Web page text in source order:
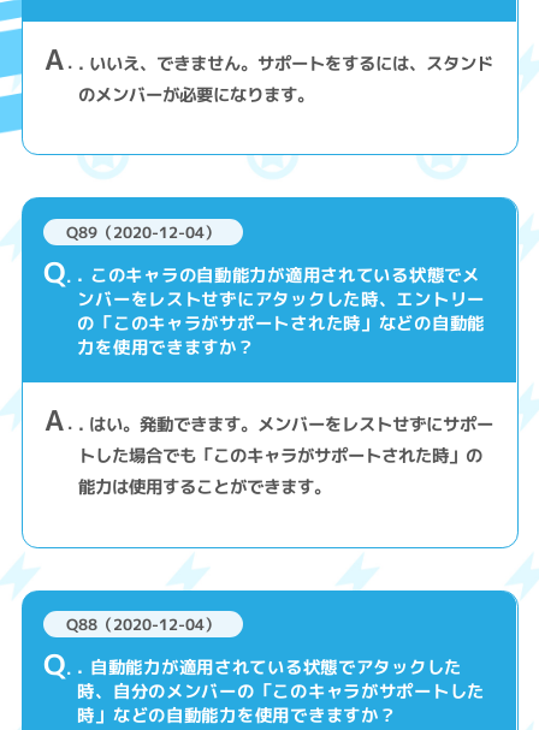
A . いいえ、できません。サポートをするには、スタンド
のメンバーが必要になります。
Q89（2020-12-04）
Q . このキャラの自動能力が適用されている状態でメ
ンバーをレストせずにアタックした時、エントリー
の「このキャラがサポートされた時」などの自動能
力を使用できますか？
A . はい。発動できます。メンバーをレストせずにサポー
トした場合でも「このキャラがサポートされた時」の
能力は使用することができます。
Q88（2020-12-04）
Q . 自動能力が適用されている状態でアタックした
時、自分のメンバーの「このキャラがサポートした
時」などの自動能力を使用できますか？